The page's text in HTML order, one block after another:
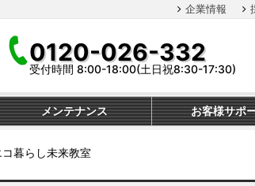
企業情報
0120-026-332
受付時間 8:00-18:00(土日祝8:30-17:30)
メンテナンス お客様サポ
コ暮らし未来教室